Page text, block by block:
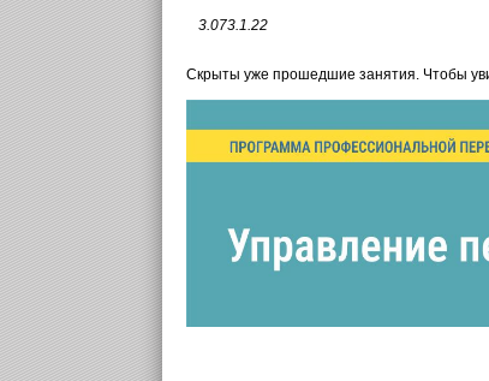
3.073.1.22
Скрыты уже прошедшие занятия. Чтобы